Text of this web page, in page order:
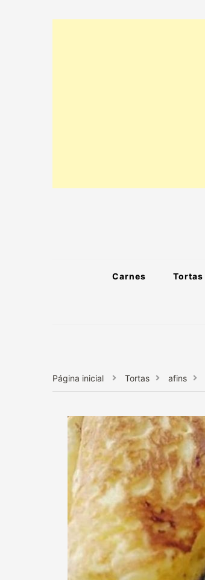
Carnes Tortas
Página inicial Tortas afins